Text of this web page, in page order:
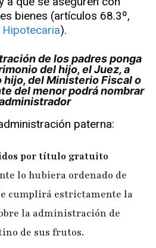
bienes (artículos 68.3º,
Hipotecaria).
del hijo, el Juez, a
del Ministerio Fiscal o
del menor podrá nombrar
paterna:
por título gratuito
lo hubiera ordenado de
cumplirá estrictamente la
la administración de
de sus frutos.